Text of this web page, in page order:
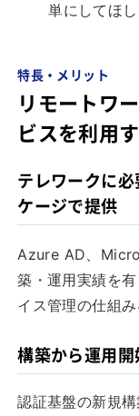
単にしてほ
特長・メリット
リモートワ
ビスを利用
テレワークに
ケージで提供
Azure AD、
築・運用実績を
イス管理の仕組
構築から運用
認証基盤の新規